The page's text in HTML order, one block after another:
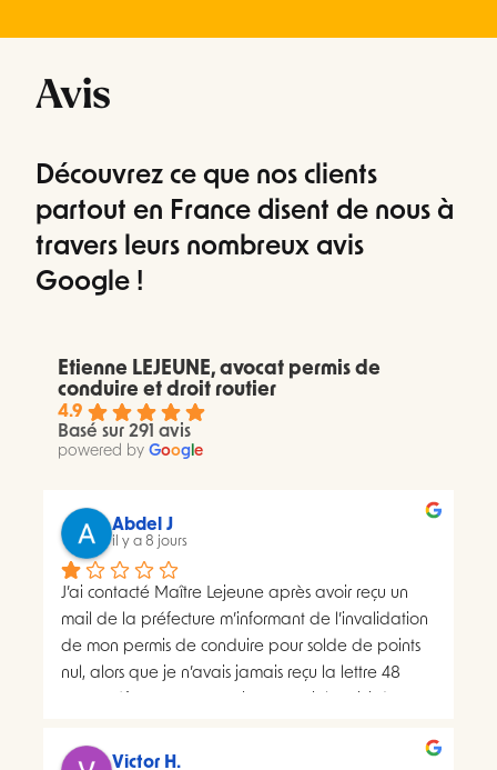
Avis
Découvrez ce que nos clients
partout en France disent de nous à
travers leurs nombreux avis
Google !
Etienne LEJEUNE, avocat permis de
conduire et droit routier
4.9
Basé sur 291 avis
powered by Goog e
Abdel J
il y a 8 jours
J’ai contacté Maître Lejeune après avoir reçu un
mail de la préfecture m’informant de l’invalidation
de mon permis de conduire pour solde de points
nul, alors que je n’avais jamais reçu la lettre 48
distributions à deux dates différentes, ce qui me
Victor H.